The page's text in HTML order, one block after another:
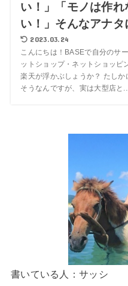
い！」「モノは作
い！」そんなアナ
2023.03.24
こんにちは！BASEで自分のサ
ットショップ・ネットショッピ
楽天が浮かぶしょうか？ たし
そうなんですが、実は大型店と
書いている人：サッシ